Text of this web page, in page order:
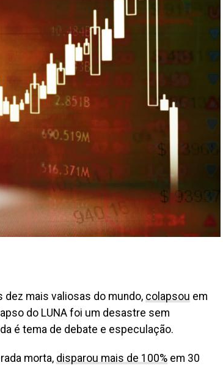
dez mais valiosas do mundo, colapsou em
do LUNA foi um desastre sem
é tema de debate e especulação.
morta, disparou mais de 100% em 30